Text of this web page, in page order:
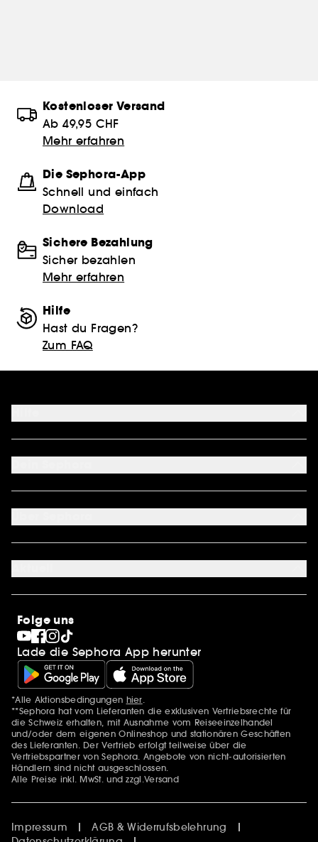
Kostenloser Versand
Ab 49,95 CHF
Mehr erfahren
Die Sephora-App
Schnell und einfach
Download
Sichere Bezahlung
Sicher bezahlen
Mehr erfahren
Hilfe
Hast du Fragen?
Zum FAQ
FAQ
Kontakt
Mein Konto
Cookie Einstellungen
Über uns
Karriere
SEPHORA Prize
Clean at Sephora
Pride
Folge uns
Lade die Sephora App herunter
Zusätzlich Erwähnungen
*Alle Aktionsbedingungen hier.
**Sephora hat vom Lieferanten die exklusiven Vertriebsrechte für
die Schweiz erhalten, mit Ausnahme vom Reiseeinzelhandel
und/oder dem eigenen Onlineshop und stationären Geschäften
des Lieferanten. Der Vertrieb erfolgt teilweise über die
Vertriebspartner von Sephora. Angebote von nicht-autorisierten
Händlern sind nicht ausgeschlossen.
Alle Preise inkl. MwSt. und zzgl.Versand
Impressum
AGB & Widerrufsbelehrung